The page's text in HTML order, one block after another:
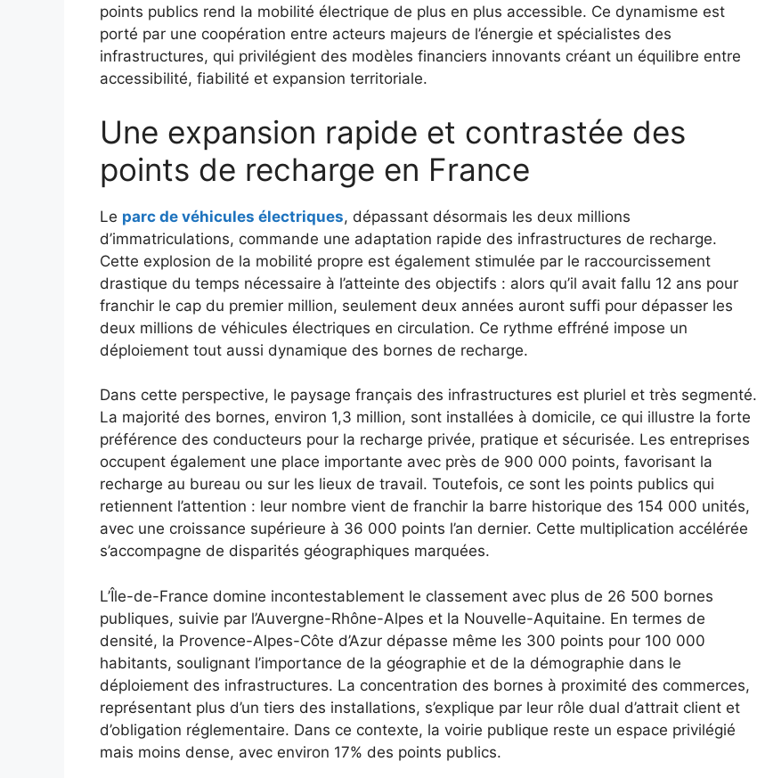
points publics rend la mobilité électrique de plus en plus accessible. Ce dynamisme est
porté par une coopération entre acteurs majeurs de l’énergie et spécialistes des
infrastructures, qui privilégient des modèles financiers innovants créant un équilibre entre
accessibilité, fiabilité et expansion territoriale.
Une expansion rapide et contrastée des
points de recharge en France
Le parc de véhicules électriques, dépassant désormais les deux millions
d’immatriculations, commande une adaptation rapide des infrastructures de recharge.
Cette explosion de la mobilité propre est également stimulée par le raccourcissement
drastique du temps nécessaire à l’atteinte des objectifs : alors qu’il avait fallu 12 ans pour
franchir le cap du premier million, seulement deux années auront suffi pour dépasser les
deux millions de véhicules électriques en circulation. Ce rythme effréné impose un
déploiement tout aussi dynamique des bornes de recharge.
Dans cette perspective, le paysage français des infrastructures est pluriel et très segmenté.
La majorité des bornes, environ 1,3 million, sont installées à domicile, ce qui illustre la forte
préférence des conducteurs pour la recharge privée, pratique et sécurisée. Les entreprises
occupent également une place importante avec près de 900 000 points, favorisant la
recharge au bureau ou sur les lieux de travail. Toutefois, ce sont les points publics qui
retiennent l’attention : leur nombre vient de franchir la barre historique des 154 000 unités,
avec une croissance supérieure à 36 000 points l’an dernier. Cette multiplication accélérée
s’accompagne de disparités géographiques marquées.
L’Île-de-France domine incontestablement le classement avec plus de 26 500 bornes
publiques, suivie par l’Auvergne-Rhône-Alpes et la Nouvelle-Aquitaine. En termes de
densité, la Provence-Alpes-Côte d’Azur dépasse même les 300 points pour 100 000
habitants, soulignant l’importance de la géographie et de la démographie dans le
déploiement des infrastructures. La concentration des bornes à proximité des commerces,
représentant plus d’un tiers des installations, s’explique par leur rôle dual d’attrait client et
d’obligation réglementaire. Dans ce contexte, la voirie publique reste un espace privilégié
mais moins dense, avec environ 17% des points publics.